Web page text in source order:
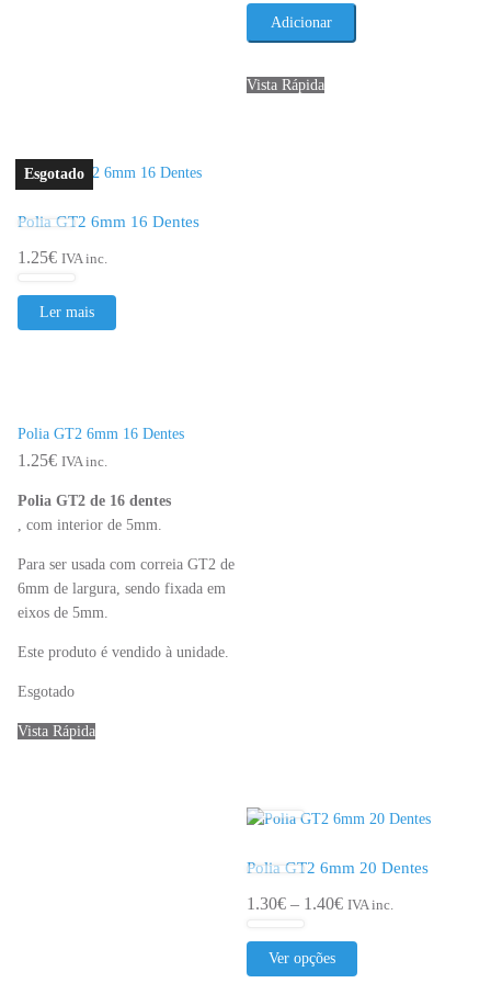
Polia
GT2
Intermédia
Adicionar
Vista Rápida
Polia GT2 6mm 16 Dentes
1.25€ IVA inc.
Ler mais
Polia GT2 6mm 16 Dentes
1.25€ IVA inc.
Polia GT2 de 16 dentes
, com interior de 5mm.
Para ser usada com correia GT2 de
6mm de largura, sendo fixada em
eixos de 5mm.
Este produto é vendido à unidade.
Esgotado
Vista Rápida
Polia GT2 6mm 20 Dentes
1.30€ – 1.40€Price
IVA inc.
Ver opções